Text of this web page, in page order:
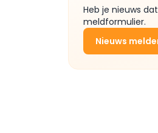
Heb je nieuws
meldformulier.
Nieuws